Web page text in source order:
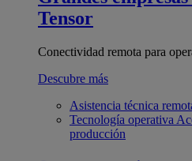
Tensor
Conectividad remota para
Descubre más
Asistencia técnica
Tecnología operativa
producción